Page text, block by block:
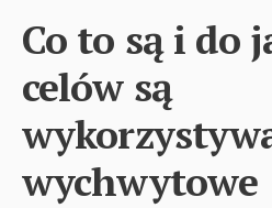
Co to są i do
celów są
wychwytowe